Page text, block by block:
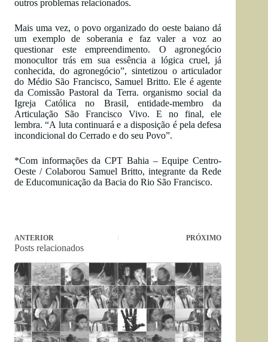
outros problemas relacionados.
Mais uma vez, o povo organizado do oeste baiano dá
um exemplo de soberania e faz valer a voz ao
questionar este empreendimento. O agronegócio
monocultor trás em sua essência a lógica cruel, já
conhecida, do agronegócio”, sintetizou o articulador
do Médio São Francisco, Samuel Britto. Ele é agente
da Comissão Pastoral da Terra. organismo social da
Igreja Católica no Brasil, entidade-membro da
Articulação São Francisco Vivo. E no final, ele
lembra. “A luta continuará e a disposição é pela defesa
incondicional do Cerrado e do seu Povo”.
*Com informações da CPT Bahia – Equipe Centro-
Oeste / Colaborou Samuel Britto, integrante da Rede
de Educomunicação da Bacia do Rio São Francisco.
ANTERIOR PRÓXIMO
Posts relacionados